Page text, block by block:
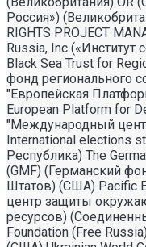
Россия»)
RIGHTS PROJECT
Russia, Inc
Black Sea Trust for
фонд регионального
"Европейская
European Platform for
"Международный
International elections
Республика) The
(GMF) (Германский
Штатов) (США) Pacific
центр защиты
ресурсов)
Foundation (Free